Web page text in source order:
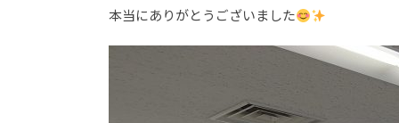
本当にありがとうございました